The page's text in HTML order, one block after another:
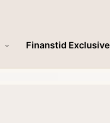
Finanstid Exclusive